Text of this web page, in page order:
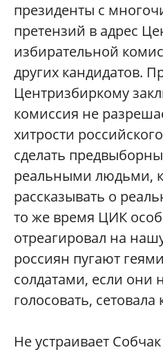
президенты с
претензий в адрес
избирательной
других кандидатов.
Центризбиркому
комиссия не
хитрости
сделать
реальными людьми,
рассказывать о
то же время ЦИК
отреагировал на
россиян пугают
солдатами, если они
голосовать, сетовала
Не устраивает